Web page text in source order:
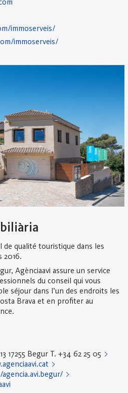
immoserveis/
immoserveis/
de qualité touristique dans les
2016.
Agènciaavi assure un service
du conseil qui vous
séjour dans l’un des endroits les
Brava et en profiter au
17255 Begur T. +34 62 25 05